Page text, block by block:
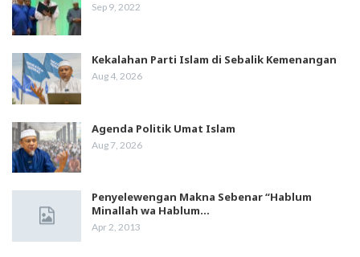
Sep 9, 2022
Kekalahan Parti Islam di Sebalik Kemenangan
Aug 4, 2026
Agenda Politik Umat Islam
Aug 7, 2026
Penyelewengan Makna Sebenar “Hablum
Minallah wa Hablum…
Apr 2, 2013